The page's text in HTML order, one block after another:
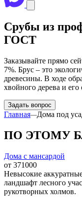
Срубы из
ГОСТ
Заказывайте прямо
7%. Брус – это
древесины. В ходе
хвойного дерева и его
Задать вопрос
Главная—Дома под
ПО ЭТОМУ
Дома с мансардой
от 371000
Невысокие
ландшафт лесного
рукотворных холмов.